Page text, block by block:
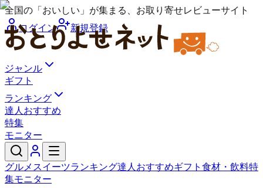
全国の「おいしい」が集まる、お取り寄せレビューサイト
ログイン
新規登録
ジャンル
ギフト
ランキング
達人おすすめ
特集
モニター
グルメ スイーツランキング達人おすすめギフト 食材・飲料特
集モニター